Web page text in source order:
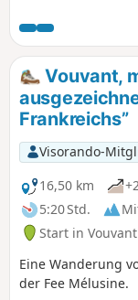
Vouvant,
Frankreichs”
Visorando-
16,50 km
5:20 Std.
Start in
Eine Wanderung
der Fee Mélusine.